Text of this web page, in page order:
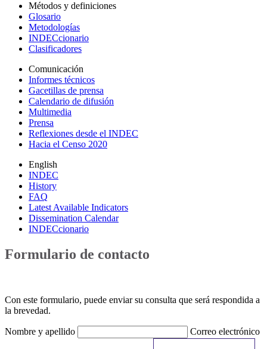
Métodos y definiciones
Glosario
Metodologías
INDECcionario
Clasificadores
Comunicación
Informes técnicos
Gacetillas de prensa
Calendario de difusión
Multimedia
Prensa
Reflexiones desde el INDEC
Hacia el Censo 2020
English
INDEC
History
FAQ
Latest Available Indicators
Dissemination Calendar
INDECcionario
Formulario de contacto
Con este formulario, puede enviar su consulta que será respondida a
la brevedad.
Nombre y apellido Correo electrónico